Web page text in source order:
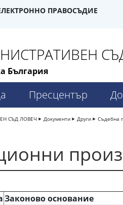
ПРАВОСЪДИЕ
България
Пресцентър
СЪД ЛОВЕЧ Документи Други Съдебна
Законово основание